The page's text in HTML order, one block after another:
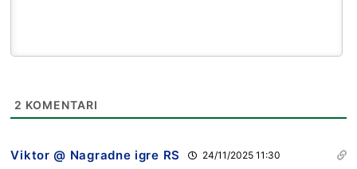
2 KOMENTARI
Viktor @ Nagradne igre RS 24/11/2025 11:30